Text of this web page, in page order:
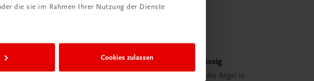
die sie im Rahmen Ihrer Nutzung der Dienste
Cookies zulassenSchnell und zuverlässig
Ihre Bestellung ist in der Regel in